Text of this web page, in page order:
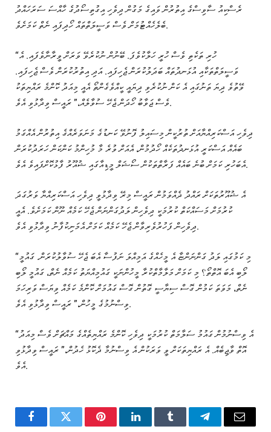
ރެސްކިއު ސާވިސްގެ އިތުރުން ވައިގެ މަގުން ދިވެހި އިގުތިސޯދުގެ ހާއްސަ ސަރަހައްދު
ބެލެހެއްޓުމަށް ވެސް ވަސީލަތްތައް ހޯދިފައި ނެތް ކަމަށެވެ.
“ހުރި ތަކެތި ވެސް ހުރީ ހަލާކުވެފަ. ބޭނުން ނުކުރެވޭ ވަރަށް ވީރާނާވެފައި. އެ
ވަސީލަތްތަކާއި އުޅަނދުތައް ބަދަލުކުރަން ޖެހިފައި. އަދި އިތުރުކުރަން ވެސް ޖެހިފައި.
ވޭތުވެ ދިޔަ ތަނުގައި އެ ކަން ނުކުރެވި ދިޔައީ ކީއްވެގެންތޯ އެއީ މިއަދު ކޮންމެ ރައްޔިތަކު
ވެސް ޖަވާބު ހޯދަން ޖެހޭ ސުވާލެއް،” ރައީސް ވިދާޅުވި އެވެ.
ދިވެހި އަސްކަރިއްޔާއަށް ތުރުކީން މިސައިލު ފޮނުވޭ ކަނޑުގެ މަނަވަރެއްގެ އިތުރުން އެއްގަމު
ބައެއް އަސްކަރީ އުޅަނދުތަކެއް ހޯދުމުން، އެއަށް ވުރެ މާ މުހިންމު ކަންކަން ހަރަދުކުރަން
އެބަހުރި ކަމަށް ބުނެ ބައެއް ފަރާތްތަކުން ސޯޝަލް މީޑިއާގައި ޝުއޫރު ފާޅުކޮށްފައިވެ އެވެ.
އެ ޝުއޫރުތަކަށް ރައްދު ދެއްވަމުން ރައީސް މިރޭ ވިދާޅުވީ ދިވެހި އަސްކަރިއްޔާ ވަރުގަދަ
ކުރުމަށް މަސައްކަތް ކުރުމަކީ ދިވެހިން ލަދުގަންނަން ޖެހޭ ކަމެއް ނޫން ކަމަށެވެ. އެއީ
ދިވެހިން ފަހުރުވެރިވާން ޖެހޭ ކަމެއް ކަމަށް އެމަނިކުފާނު ވިދާޅުވި އެވެ.
“މި ކަމުގައި ލަދު ގަންނަންޏާ އެ މީހެއްގެ އަމިއްލަ ނަފުސާ އެބަ ޖެހޭ ސުވާލުކުރަން. ގައުމީ
ލޯބި އެބަ އޮތްތޯ؟ މި ކަމަށް މަލާމާތްކުރާ މީހުންނަކީ ގައުމިއްޔަތު ކަމެއް ނެތް، ގައުމީ ލޯބި
ނެތް، މަވަތަ ކަމުން ގޮސް ސިޔާސީ ގޮތުން ގޮސް ގައުމަށް ކޮންމެ ކަމެއް ވިޔަސް ވަރިހަމަ
ވިސްނުމުގެ މީހުން،” ރައީސް ވިދާޅުވި އެވެ.
“އެ ވިސްނުމުން ގައުމު ސަލާމަތް ކުރުމަކީ ދިވެހި ކޮންމެ ރައްޔިތެއްގެ މައްޗަށް ވެސް މިއަދު
އޮތް ވާޖިބެއް. އެ ރައްޔިތަކަށް ވީ ވަރަކުން އެ ވިސްނުމާ ދެކޮޅު ހެދުން،” ރައީސް ވިދާޅުވި
އެވެ.
FacebookTwitter PinterestLinkedInTumblr TelegramEmail